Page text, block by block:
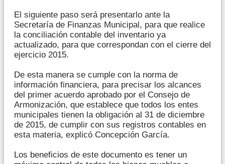
El siguiente paso será presentarlo ante la
Secretaría de Finanzas Municipal, para que realice
la conciliación contable del inventario ya
actualizado, para que correspondan con el cierre del
ejercicio 2015.
De esta manera se cumple con la norma de
información financiera, para precisar los alcances
del primer acuerdo aprobado por el Consejo de
Armonización, que establece que todos los entes
municipales tienen la obligación al 31 de diciembre
de 2015, de cumplir con sus registros contables en
esta materia, explicó Concepción García.
Los beneficios de este documento es tener un